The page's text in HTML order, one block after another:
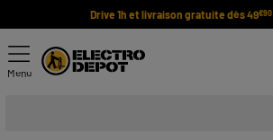
Drive 1h et livraison gratuite dès 49€90
Menu